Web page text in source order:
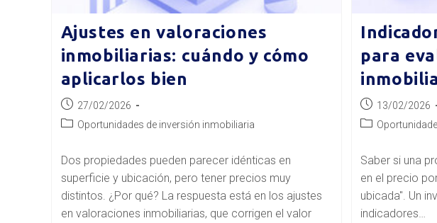
Ajustes en valoraciones
inmobiliarias: cuándo y cómo
aplicarlos bien
Publicación
de
27/02/2026
Categoría
entrada:
Oportunidades de inversión inmobiliaria
Dos propiedades pueden parecer idénticas en
superficie y ubicación, pero tener precios muy
distintos. ¿Por qué? La respuesta está en los ajustes
en valoraciones inmobiliarias, que corrigen el valor
para
Publicación
de
13/02/2026
Categoría
entrada:
Saber si una
en el precio
ubicada". Un
indicadores…